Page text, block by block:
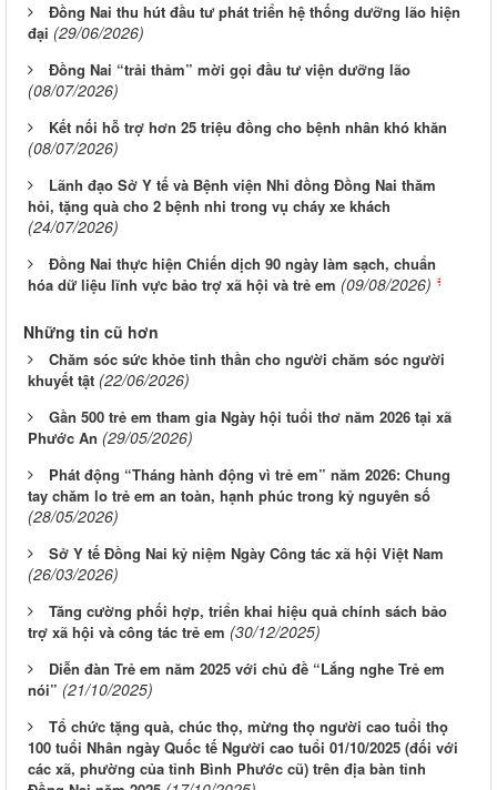
Đồng Nai thu hút đầu tư phát triển hệ thống dưỡng lão hiện
đại (29/06/2026)
Đồng Nai “trải thảm” mời gọi đầu tư viện dưỡng lão
(08/07/2026)
Kết nối hỗ trợ hơn 25 triệu đồng cho bệnh nhân khó khăn
(08/07/2026)
Lãnh đạo Sở Y tế và Bệnh viện Nhi đồng Đồng Nai thăm
hỏi, tặng quà cho 2 bệnh nhi trong vụ cháy xe khách
(24/07/2026)
Đồng Nai thực hiện Chiến dịch 90 ngày làm sạch, chuẩn
hóa dữ liệu lĩnh vực bảo trợ xã hội và trẻ em (09/08/2026)
Những tin cũ hơn
Chăm sóc sức khỏe tinh thần cho người chăm sóc người
khuyết tật (22/06/2026)
Gần 500 trẻ em tham gia Ngày hội tuổi thơ năm 2026 tại xã
Phước An (29/05/2026)
Phát động “Tháng hành động vì trẻ em” năm 2026: Chung
tay chăm lo trẻ em an toàn, hạnh phúc trong kỷ nguyên số
(28/05/2026)
Sở Y tế Đồng Nai kỷ niệm Ngày Công tác xã hội Việt Nam
(26/03/2026)
Tăng cường phối hợp, triển khai hiệu quả chính sách bảo
trợ xã hội và công tác trẻ em (30/12/2025)
Diễn đàn Trẻ em năm 2025 với chủ đề “Lắng nghe Trẻ em
nói” (21/10/2025)
Tổ chức tặng quà, chúc thọ, mừng thọ người cao tuổi thọ
100 tuổi Nhân ngày Quốc tế Người cao tuổi 01/10/2025 (đối với
các xã, phường của tỉnh Bình Phước cũ) trên địa bàn tỉnh